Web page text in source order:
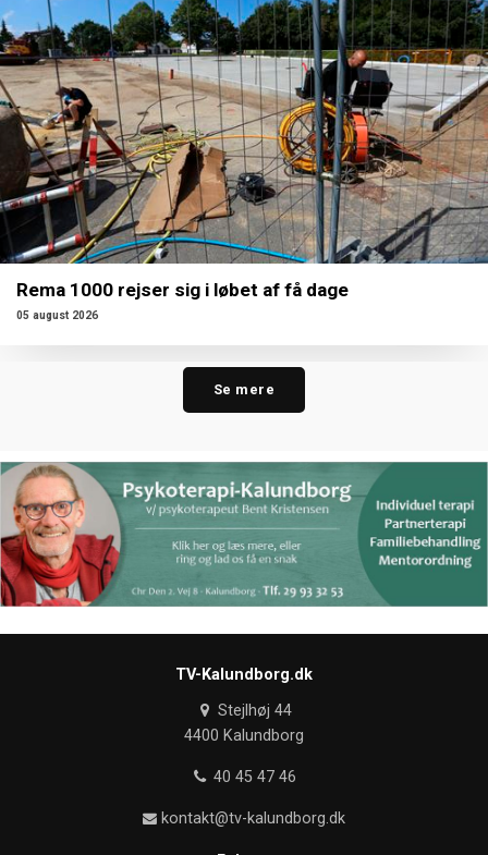
Rema 1000 rejser sig i løbet af få dage
05 august 2026
Se mere
TV-Kalundborg.dk
Stejlhøj 44
4400 Kalundborg
40 45 47 46
kontakt@tv-kalundborg.dk